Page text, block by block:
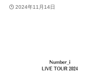
2024年11月14日